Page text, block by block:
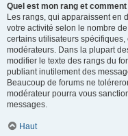
Quel est mon rang et
Les rangs, qui apparaissent en
votre activité selon le nombre
certains utilisateurs
modérateurs. Dans la plupart
modifier le texte des rangs du
publiant inutilement des
Beaucoup de forums ne
modérateur pourra vous
messages.
Haut